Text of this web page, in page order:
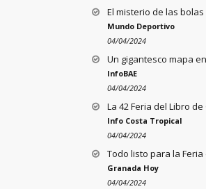
El misterio de las
Mundo Deportivo
04/04/2024
Un gigantesco mapa
InfoBAE
04/04/2024
La 42 Feria del Libro
Info Costa Tropical
04/04/2024
Todo listo para la
Granada Hoy
04/04/2024